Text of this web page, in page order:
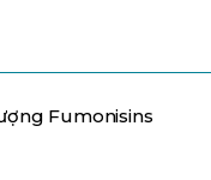
Fumonisins